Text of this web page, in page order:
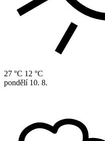
27 °C 12 °C
pondělí 10. 8.